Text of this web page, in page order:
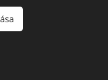
Bp. Bartók Béla út